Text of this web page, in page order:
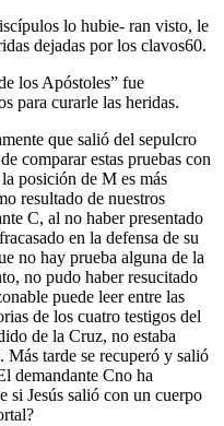
lo hubie- ran visto, le
dejadas por los clavos60.
los Apóstoles” fue
para curarle las heridas.
que salió del sepulcro
comparar estas pruebas con
posición de M es más
resultado de nuestros
C, al no haber presentado
en la defensa de su
no hay prueba alguna de la
no pudo haber resucitado
puede leer entre las
de los cuatro testigos del
de la Cruz, no estaba
Más tarde se recuperó y salió
demandante Cno ha
si Jesús salió con un cuerpo